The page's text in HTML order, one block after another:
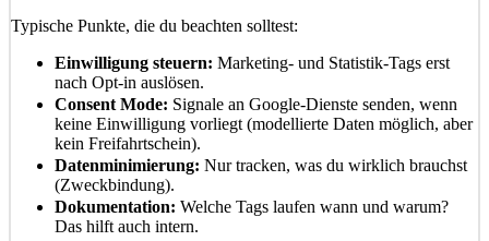
Typische Punkte, die du beachten solltest:
Einwilligung steuern: Marketing- und Statistik-Tags erst
nach Opt-in auslösen.
Consent Mode: Signale an Google-Dienste senden, wenn
keine Einwilligung vorliegt (modellierte Daten möglich, aber
kein Freifahrtschein).
Datenminimierung: Nur tracken, was du wirklich brauchst
(Zweckbindung).
Dokumentation: Welche Tags laufen wann und warum?
Das hilft auch intern.